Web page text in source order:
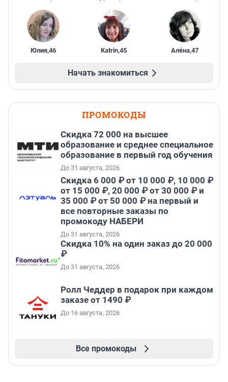
Юлия,46 Katrin,45 Алёна,47
Начать знакомиться
ПРОМОКОДЫ
Скидка 72 000 на высшее
образование и среднее специальное
образование в первый год обучения
До 31 августа, 2026
Скидка 6 000 ₽ от 10 000 ₽, 10 000 ₽
от 15 000 ₽, 20 000 ₽ от 30 000 ₽ и
35 000 ₽ от 50 000 ₽ на первый и
все повторные заказы по
промокоду НАБЕРИ
До 31 августа, 2026
Скидка 10% на один заказ до 20 000
₽
До 31 августа, 2026
Ролл Чеддер в подарок при каждом
заказе от 1490 ₽
До 16 августа, 2026
Все промокоды